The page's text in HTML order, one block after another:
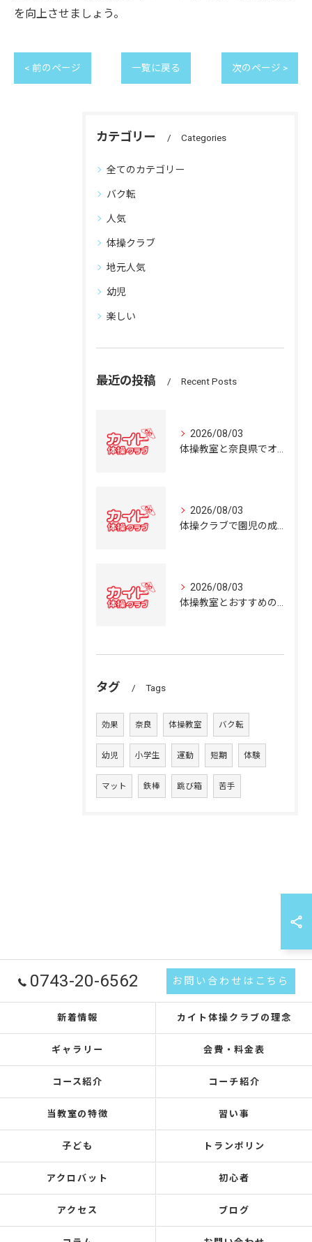
を向上させましょう。
< 前のページ 一覧に戻る 次のページ >
カテゴリー Categories
全てのカテゴリー
バク転
人気
体操クラブ
地元人気
幼児
楽しい
最近の投稿 Recent Posts
2026/08/03
2026/08/03
2026/08/03
タグ Tags
効果 奈良 体操教室 バク転
幼児 小学生 運動 短期 体験
マット 鉄棒 跳び箱 苦手
0743-20-6562 お問い合わせはこちら
新着情報 カイト体操クラブの理念
ギャラリー 会費・料金表
コース紹介 コーチ紹介
当教室の特徴 習い事
子ども トランポリン
アクロバット 初心者
アクセス ブログ